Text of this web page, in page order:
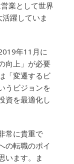
業として世界
躍していま
年11月に
向上」が必要
「変遷するビ
うビジョンを
資を最適化し
常に貴重で
の転職のポイ
います。ま